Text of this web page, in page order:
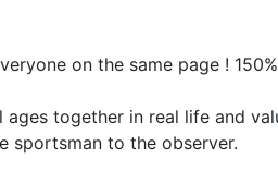
on the same page !
together in real life and
sportsman to the observer.